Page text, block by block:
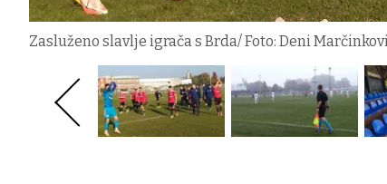
Zasluženo slavlje igrača s Brda/ Foto: Deni